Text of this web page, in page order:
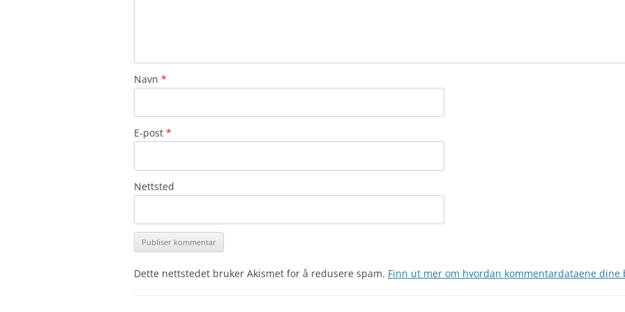
Navn *
E-post *
Nettsted
Dette nettstedet bruker Akismet for å redusere spam. Finn ut mer om hvordan kommentardataene dine